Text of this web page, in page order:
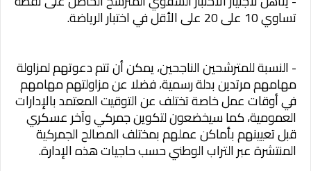
تساوي 10 على 20 على الأقل في اختبار الرياضة.
- النسبة للمترشحين الناجحين، يمكن أن تتم دعوتهم لمزاولة
مهامهم مرتدين بدلة رسمية، فضلا عن مزاولتهم مهامهم
في أوقات عمل خاصة تختلف عن التوقيت المعتمد بالإدارات
العمومية، كما سيخضعون لتكوين جمركي وآخر عسكري
قبل تعيينهم بأماكن عملهم بمختلف المصالح الجمركية
المنتشرة عبر التراب الوطني حسب حاجيات هذه الإدارة.